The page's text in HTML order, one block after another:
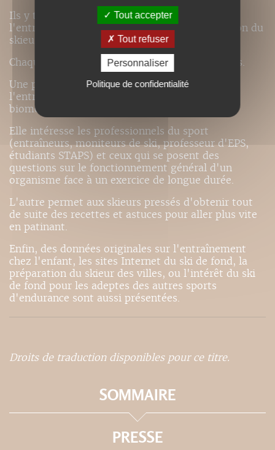
Ils y trouveront notamment des données sur
l'entraînement, l'alimentation ou la musculation du
skieur de fond.
Chaque chapitre permet deux lectures possibles.
Une pour acquérir les bases théoriques de
l'entraînement, de la physiologie ou de la
biomécanique du skating.
Elle intéresse les professionnels du sport
(entraîneurs, moniteurs de ski, professeur d'EPS,
étudiants STAPS) et ceux qui se posent des
questions sur le fonctionnement général d'un
organisme face à un exercice de longue durée.
L'autre permet aux skieurs pressés d'obtenir tout
de suite des recettes et astuces pour aller plus vite
en patinant.
Enfin, des données originales sur l'entraînement
chez l'enfant, les sites Internet du ski de fond, la
préparation du skieur des villes, ou l'intérêt du ski
de fond pour les adeptes des autres sports
d'endurance sont aussi présentées.
Droits de traduction disponibles pour ce titre.
SOMMAIRE
PRESSE
Tout accepter
Tout refuser
Personnaliser
Politique de confidentialité